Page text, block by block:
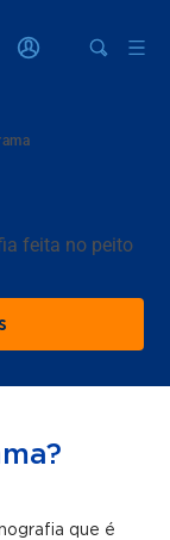
feita no peito
que é